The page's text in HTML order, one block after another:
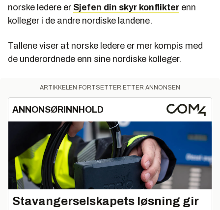
norske ledere er Sjefen din skyr konflikter enn
kolleger i de andre nordiske landene.
Tallene viser at norske ledere er mer kompis med
de underordnede enn sine nordiske kolleger.
ARTIKKELEN FORTSETTER ETTER ANNONSEN
ANNONSØRINNHOLD
Stavangerselskapets løsning gir